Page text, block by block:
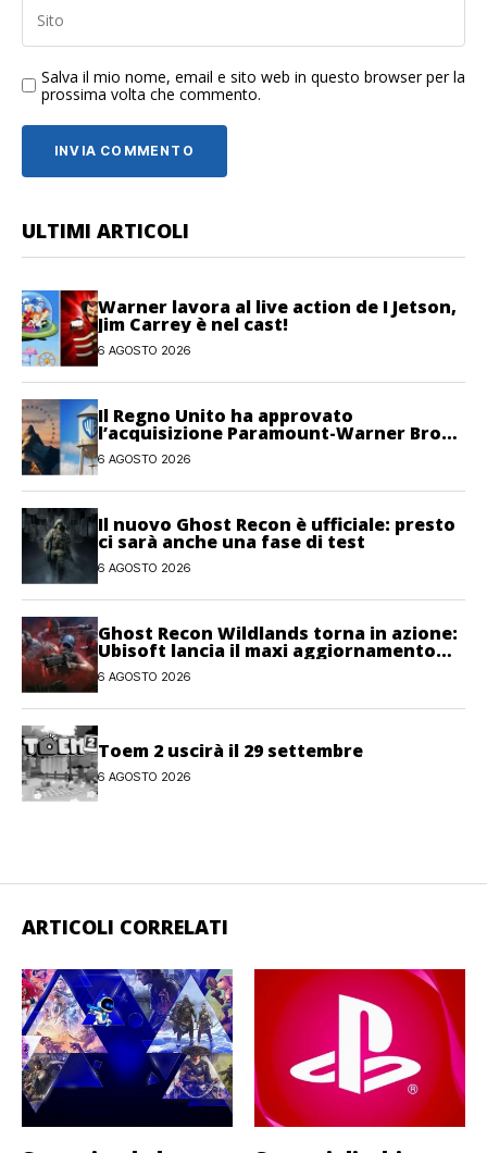
Salva il mio nome, email e sito web in questo browser per la
prossima volta che commento.
ULTIMI ARTICOLI
Warner lavora al live action de I Jetson,
Jim Carrey è nel cast!
6 AGOSTO 2026
Il Regno Unito ha approvato
l’acquisizione Paramount-Warner Bros
Discovery
6 AGOSTO 2026
Il nuovo Ghost Recon è ufficiale: presto
ci sarà anche una fase di test
6 AGOSTO 2026
Ghost Recon Wildlands torna in azione:
Ubisoft lancia il maxi aggiornamento
gratuito Last Rites
6 AGOSTO 2026
Toem 2 uscirà il 29 settembre
6 AGOSTO 2026
ARTICOLI CORRELATI